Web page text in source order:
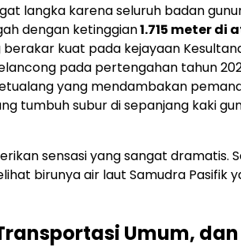
langka karena seluruh badan
dengan ketinggian1.715 meter di
kuat pada kejayaan
pada pertengahan tahun
yang mendambakan
tumbuh subur di sepanjang kaki
sensasi yang sangat dramatis.
birunya air laut Samudra Pasifik
Umum, dan